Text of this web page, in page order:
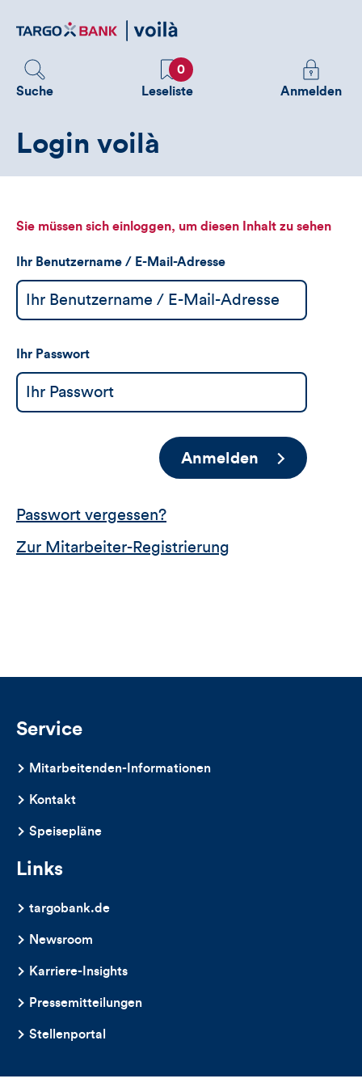
zum
Suche
Favoriten
0
Leseliste
Melden
Sie
sehen
Anmelden
Login voilà
Sie müssen sich einloggen, um diesen Inhalt zu sehen
Ihr Benutzername / E-Mail-Adresse
Ihr Passwort
Anmelden
Passwort vergessen?
Zur Mitarbeiter-Registrierung
Service
Mitarbeitenden-Informationen
Kontakt
Speisepläne
Links
targobank.de
Newsroom
Karriere-Insights
Pressemitteilungen
Stellenportal